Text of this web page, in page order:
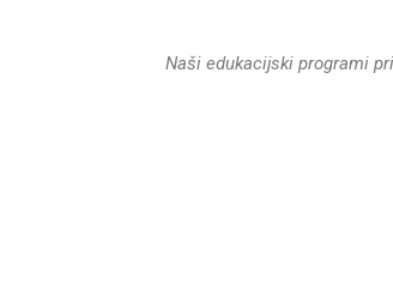
Naši edukacijski programi